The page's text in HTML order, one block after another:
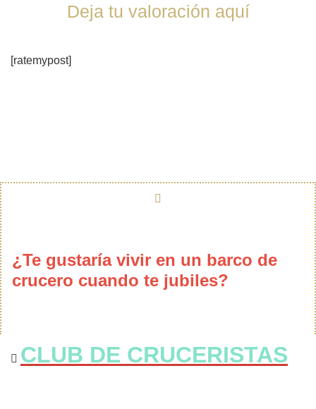
Deja tu valoración aquí
[ratemypost]
¿Te gustaría vivir en un barco de
crucero cuando te jubiles?
CLUB DE CRUCERISTAS